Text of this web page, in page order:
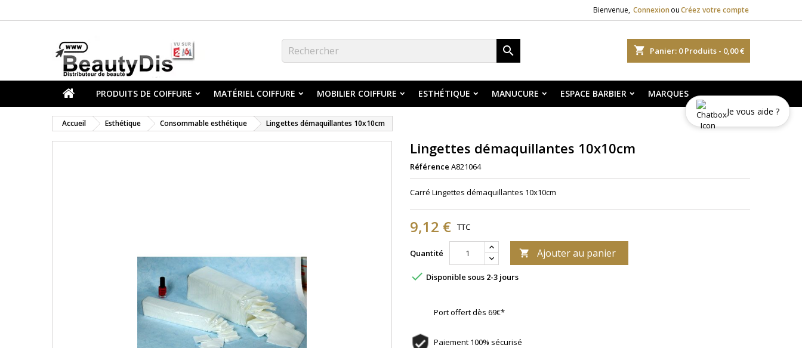
Bienvenue, Connexion ouCréez votre compte
shopping_cart Panier: 0Produits - 0,00 €

PRODUITS DE COIFFURE MATÉRIEL COIFFURE MOBILIER COIFFURE ESTHÉTIQUE MANUCURE ESPACE BARBIER MARQUES
Accueil Esthétique Consommable esthétique Lingettes démaquillantes 10x10cm
Lingettes démaquillantes 10x10cm
Référence A821064
Carré Lingettes démaquillantes 10x10cm
9,12 € TTC
Quantité  Ajouter au panier
 Disponible sous 2-3 jours
Port offert dès 69€*
Paiement 100% sécurisé
Je vous aide ?